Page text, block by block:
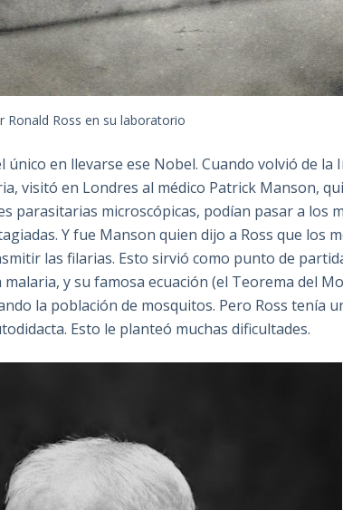
Ronald Ross en su laboratorio
en llevarse ese Nobel. Cuando volvió de la
visitó en Londres al médico Patrick Manson,
parasitarias microscópicas, podían pasar a los
Y fue Manson quien dijo a Ross que los
las filarias. Esto sirvió como punto de
y su famosa ecuación (el Teorema del
la población de mosquitos. Pero Ross tenía
Esto le planteó muchas dificultades.